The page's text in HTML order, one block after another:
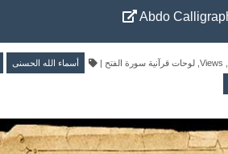
Abdo
Views لوحات قرآنية سورة الفتح | أسماء الله الحسنى